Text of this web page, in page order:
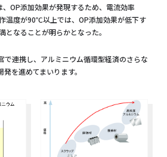
OP添加効果が発現するため、電流効率
温度が90℃以上では、OP添加効果が低下す
なることが明らかとなった。
で連携し、アルミニウム循環型経済のさらな
を進めてまいります。